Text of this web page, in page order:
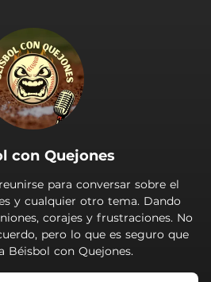
con Quejones
para conversar sobre el
y cualquier otro tema. Dando
corajes y frustraciones. No
pero lo que es seguro que
Béisbol con Quejones.